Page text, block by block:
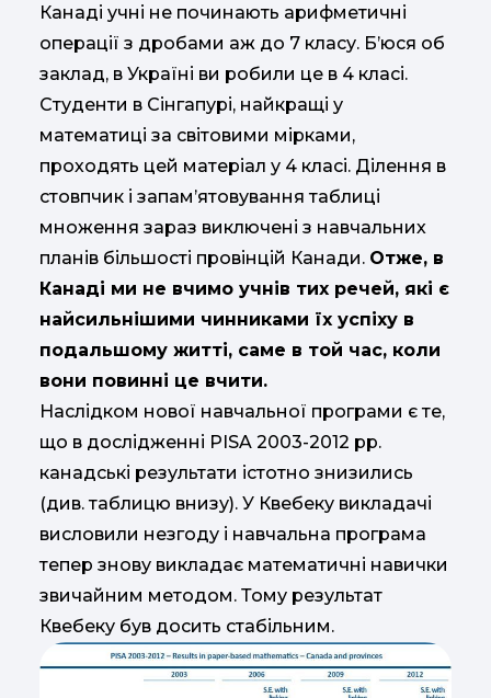
Канаді учні не починають арифметичні
операції з дробами аж до 7 класу. Б’юся об
заклад, в Україні ви робили це в 4 класі.
Студенти в Сінгапурі, найкращі у
математиці за світовими мірками,
проходять цей матеріал у 4 класі. Ділення в
стовпчик і запам’ятовування таблиці
множення зараз виключені з навчальних
планів більшості провінцій Канади. Отже, в
Канаді ми не вчимо учнів тих речей, які є
найсильнішими чинниками їх успіху в
подальшому житті, саме в той час, коли
вони повинні це вчити.
Наслідком нової навчальної програми є те,
що в дослідженні PISA 2003-2012 рр.
канадські результати істотно знизились
(див. таблицю внизу). У Квебеку викладачі
висловили незгоду і навчальна програма
тепер знову викладає математичні навички
звичайним методом. Тому результат
Квебеку був досить стабільним.